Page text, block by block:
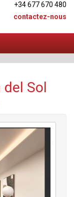
+34 677 670 480
contactez-nous
del Sol